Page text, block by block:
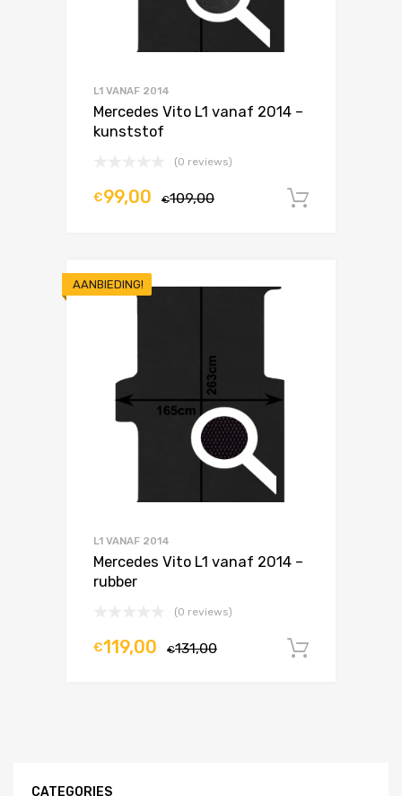
L1 VANAF 2014
Mercedes Vito L1 vanaf 2014 –
kunststof
(0 reviews)
€109,00
€99,00
AANBIEDING!
L1 VANAF 2014
Mercedes Vito L1 vanaf 2014 –
rubber
(0 reviews)
€131,00
€119,00
CATEGORIES